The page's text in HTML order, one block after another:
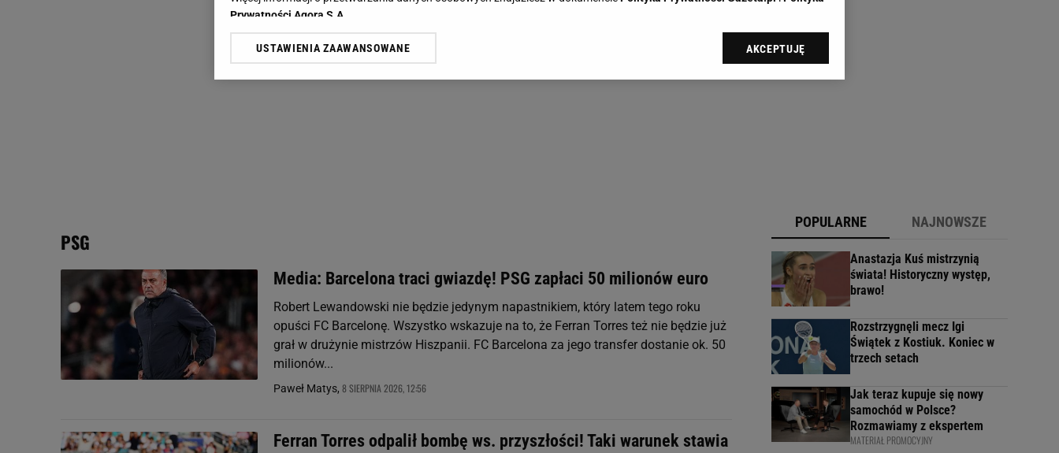
PSG
Media: Barcelona traci gwiazdę! PSG zapłaci 50 milionów euro
Robert Lewandowski nie będzie jedynym napastnikiem, który latem tego roku
opuści FC Barcelonę. Wszystko wskazuje na to, że Ferran Torres też nie będzie już
grał w drużynie mistrzów Hiszpanii. FC Barcelona za jego transfer dostanie ok. 50
milionów...
Paweł Matys, 8 SIERPNIA 2026, 12:56
Ferran Torres odpalił bombę ws. przyszłości! Taki warunek stawia
POPULARNE NAJNOWSZE
Anastazja Kuś mistrzynią
świata! Historyczny występ,
brawo!
Rozstrzygnęli mecz Igi
Świątek z Kostiuk. Koniec w
trzech setach
Jak teraz kupuje się nowy
samochód w Polsce?
Rozmawiamy z ekspertem
MATERIAŁ PROMOCYJNY
Prywatności Agora S.A.
Klikając „Akceptuję” wyrażasz też zgodę na zainstalowanie i przechowywanie plików cookie Gazeta.pl sp. z o.o., jej
Zaufanych Partnerów i Agora S.A. na Twoim urządzeniu końcowym. Możesz w każdej chwili zmienić swoje preferencje
USTAWIENIA ZAAWANSOWANE AKCEPTUJĘ